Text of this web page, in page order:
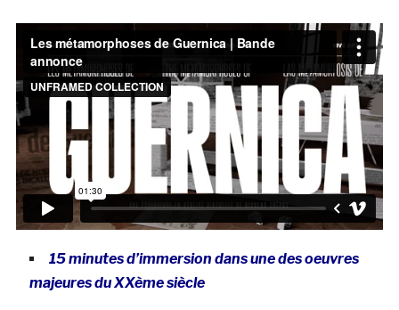
15 minutes d’immersion dans une des oeuvres
majeures du XXème siècle